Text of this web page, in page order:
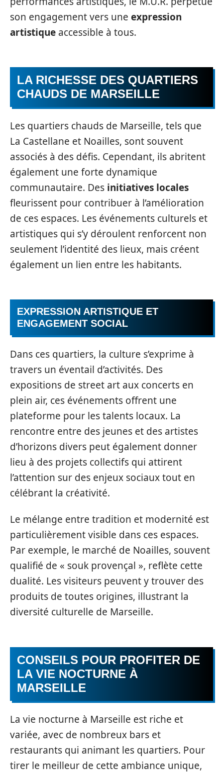
son engagement vers une expression
artistique accessible à tous.
LA RICHESSE DES QUARTIERS
CHAUDS DE MARSEILLE
Les quartiers chauds de Marseille, tels que
La Castellane et Noailles, sont souvent
associés à des défis. Cependant, ils abritent
également une forte dynamique
communautaire. Des initiatives locales
fleurissent pour contribuer à l’amélioration
de ces espaces. Les événements culturels et
artistiques qui s’y déroulent renforcent non
seulement l’identité des lieux, mais créent
également un lien entre les habitants.
EXPRESSION ARTISTIQUE ET
ENGAGEMENT SOCIAL
Dans ces quartiers, la culture s’exprime à
travers un éventail d’activités. Des
expositions de street art aux concerts en
plein air, ces événements offrent une
plateforme pour les talents locaux. La
rencontre entre des jeunes et des artistes
d’horizons divers peut également donner
lieu à des projets collectifs qui attirent
l’attention sur des enjeux sociaux tout en
célébrant la créativité.
Le mélange entre tradition et modernité est
particulièrement visible dans ces espaces.
Par exemple, le marché de Noailles, souvent
qualifié de « souk provençal », reflète cette
dualité. Les visiteurs peuvent y trouver des
produits de toutes origines, illustrant la
diversité culturelle de Marseille.
CONSEILS POUR PROFITER DE
LA VIE NOCTURNE À
MARSEILLE
La vie nocturne à Marseille est riche et
variée, avec de nombreux bars et
restaurants qui animant les quartiers. Pour
tirer le meilleur de cette ambiance unique,